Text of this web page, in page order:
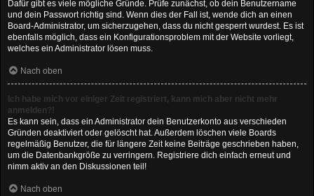
Dafür gibt es viele mögliche Gründe. Prüfe zunächst, ob dein Benutzername
und dein Passwort richtig sind. Wenn dies der Fall ist, wende dich an einen
Board-Administrator, um sicherzugehen, dass du nicht gesperrt wurdest. Es ist
ebenfalls möglich, dass ein Konfigurationsproblem mit der Website vorliegt,
welches ein Administrator lösen muss.
Nach oben
Ich habe mich vor einiger Zeit registriert, kann mich aber nicht mehr
anmelden?!
Es kann sein, dass ein Administrator dein Benutzerkonto aus verschieden
Gründen deaktiviert oder gelöscht hat. Außerdem löschen viele Boards
regelmäßig Benutzer, die für längere Zeit keine Beiträge geschrieben haben,
um die Datenbankgröße zu verringern. Registriere dich einfach erneut und
nimm aktiv an den Diskussionen teil!
Nach oben